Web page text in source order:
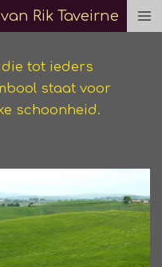
Rik Taveirne
die tot ieders
staat voor
schoonheid.